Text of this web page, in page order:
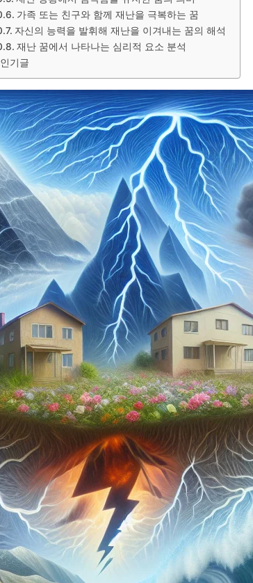
가족 또는 친구와 함께 재난을 극복하는 꿈
자신의 능력을 발휘해 재난을 이겨내는 꿈의 해석
재난 꿈에서 나타나는 심리적 요소 분석
인기글